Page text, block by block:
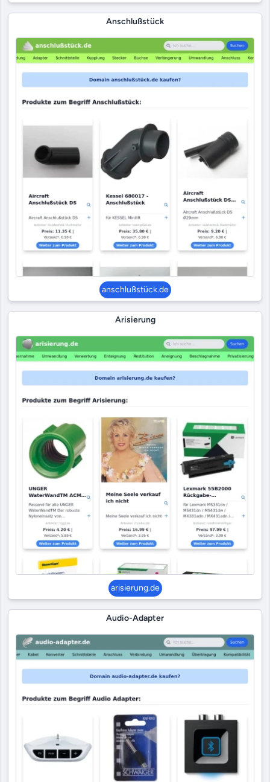
Anschlußstück
anschlußstück.de
Arisierung
arisierung.de
Audio-Adapter